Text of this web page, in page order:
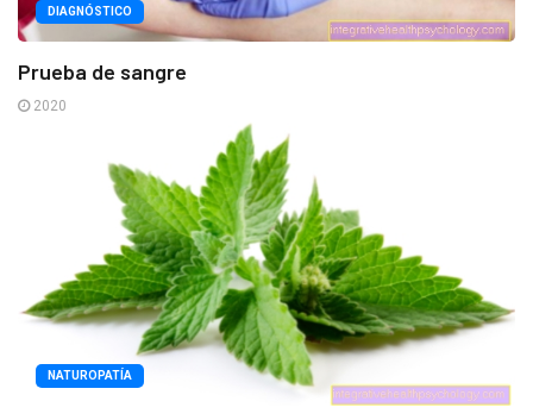
DIAGNÓSTICO
Prueba de sangre
2020
NATUROPATÍA